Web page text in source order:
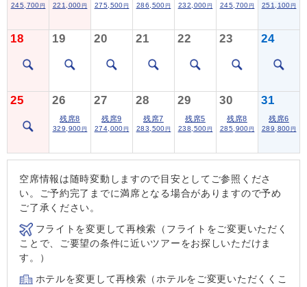
245,700 円 221,000 円 275,500 円 286,500 円 232,000 円 245,700 円 251,100 円
18 19 20 21 22 23 24
25 26
残席8
329,900 円
27
残席9
274,000 円
28
残席7
283,500 円
29
残席5
238,500 円
30
残席8
285,900 円
31
残席6
289,800 円
空席情報は随時変動しますので目安としてご参照くださ
い。ご予約完了までに満席となる場合がありますので予め
ご了承ください。
フライトを変更して再検索（フライトをご変更いただく
ことで、ご要望の条件に近いツアーをお探しいただけま
す。）
ホテルを変更して再検索（ホテルをご変更いただくくこ